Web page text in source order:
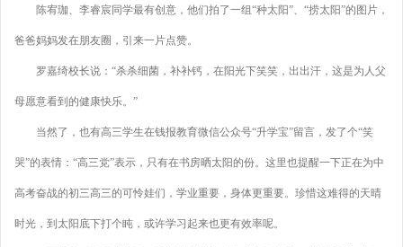
陈宥珈、李睿宸同学最有创意，他们拍了一组“种太阳”、“捞太阳”的图片，
爸爸妈妈发在朋友圈，引来一片点赞。
罗嘉绮校长说：“杀杀细菌，补补钙，在阳光下笑笑，出出汗，这是为人父
母愿意看到的健康快乐。”
当然了，也有高三学生在钱报教育微信公众号“升学宝”留言，发了个“笑
哭”的表情：“高三党”表示，只有在书房晒太阳的份。这里也提醒一下正在为中
高考奋战的初三高三的可怜娃们，学业重要，身体更重要。珍惜这难得的天晴
时光，到太阳底下打个盹，或许学习起来也更有效率呢。